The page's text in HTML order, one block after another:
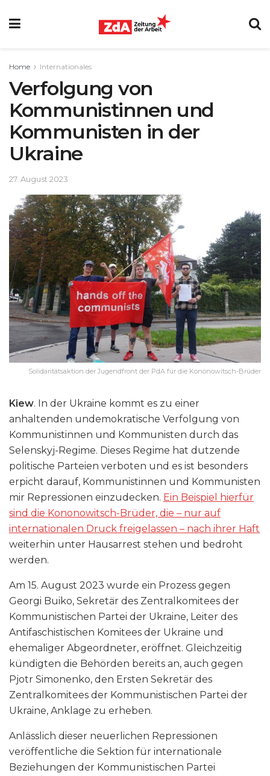
Home Internationales
Verfolgung von
Kommunistinnen und
Kommunisten in der
Ukraine
27. August 2023
Solidaritätsaktion der Jugendfront der PdA für die Kononowitsch-Brüder
Kiew. In der Ukraine kommt es zu einer
anhaltenden undemokratische Verfolgung von
Kommunistinnen und Kommunisten durch das
Selenskyj-Regime. Dieses Regime hat dutzende
politische Parteien verboten und es ist besonders
erpicht darauf, Kommunistinnen und Kommunisten
mir Repressionen einzudecken. Ein Beispiel hierfür
sind die Kononowitsch-Brüder, die – nur auf
internationalen Druck freigelassen – nach ihrer Haft
weiterhin unter Hausarrest stehen und bedroht
werden.
Am 15. August 2023 wurde ein Prozess gegen
Georgi Buiko, Sekretär des Zentralkomitees der
Kommunistischen Partei der Ukraine, Leiter des
Antifaschistischen Komitees der Ukraine und
ehemaliger Abgeordneter, eröffnet. Gleichzeitig
kündigten die Behörden bereits an, auch gegen
Pjotr Simonenko, den Ersten Sekretär des
Zentralkomitees der Kommunistischen Partei der
Ukraine, Anklage zu erheben.
Anlässlich dieser neuerlichen Repressionen
veröffentliche die Sektion für internationale
Beziehungen der Kommunistischen Partei